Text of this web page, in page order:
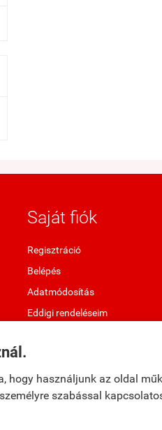
hogy használjunk az oldal
szabással
Saját fiók
Regisztráció
Belépés
Adatmódosítás
Eddigi rendeléseim